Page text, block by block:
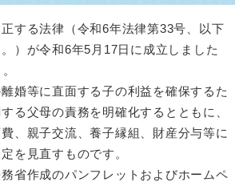
する法律（令和6年法律第33号、以下
。）が令和6年5月17日に成立しました
婚等に直面する子の利益を確保するた
る父母の責務を明確化するとともに、
、親子交流、養子縁組、財産分与等に
を見直すものです。
省作成のパンフレットおよびホームペ